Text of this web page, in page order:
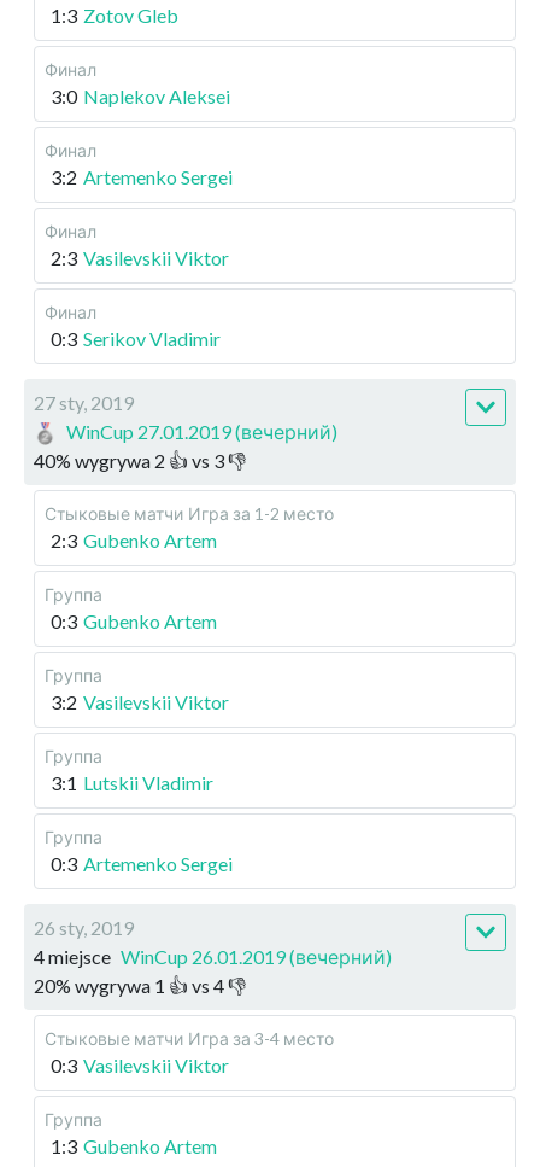
1:3 Zotov Gleb
Финал
3:0 Naplekov Aleksei
Финал
3:2 Artemenko Sergei
Финал
2:3 Vasilevskii Viktor
Финал
0:3 Serikov Vladimir
27 sty, 2019
WinCup 27.01.2019 (вечерний)
40% wygrywa 2 👍 vs 3👎
Стыковые матчи Игра за 1-2 место
2:3 Gubenko Artem
Группа
0:3 Gubenko Artem
Группа
3:2 Vasilevskii Viktor
Группа
3:1 Lutskii Vladimir
Группа
0:3 Artemenko Sergei
26 sty, 2019
4 miejsce WinCup 26.01.2019 (вечерний)
20% wygrywa 1 👍 vs 4👎
Стыковые матчи Игра за 3-4 место
0:3 Vasilevskii Viktor
Группа
1:3 Gubenko Artem